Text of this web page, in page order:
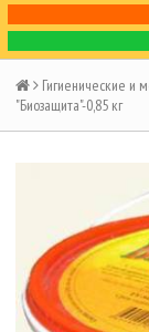
Гигиенические и
"Биозащита"-0,85 кг